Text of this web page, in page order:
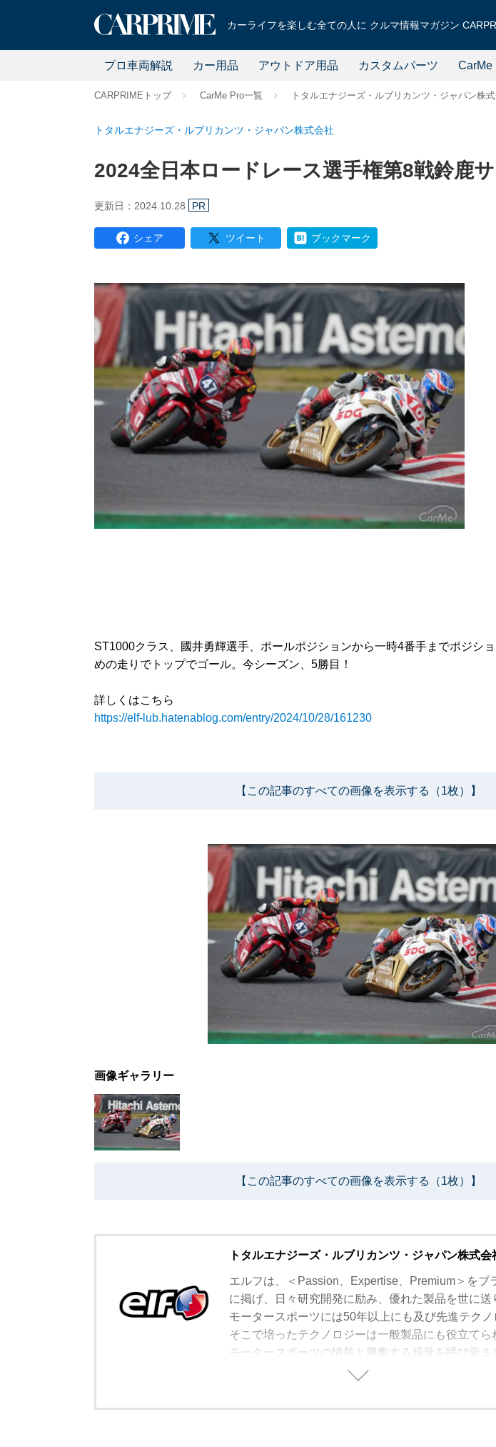
カーライフを楽しむ全ての人に クルマ情報マガジン
プロ車両解説 カー用品 アウトドア用品 カスタムパーツ CarMe
CARPRIMEトップ CarMe Pro一覧 トタルエナジーズ・ルブリカンツ・ジャパン株
トタルエナジーズ・ルブリカンツ・ジャパン株式会社
2024全日本ロードレース選手権第8戦鈴鹿
更新日：2024.10.28 PR
シェア ツイート ブックマーク
ST1000クラス、國井勇輝選手、ポールポジションから一時4番手までポジシ
めの走りでトップでゴール。今シーズン、5勝目！
詳しくはこちら
https://elf-lub.hatenablog.com/entry/2024/10/28/161230
【この記事のすべての画像を表示する（1枚）】
画像ギャラリー
【この記事のすべての画像を表示する（1枚）】
トタルエナジーズ・ルブリカンツ・ジャパン株式会
エルフは、＜Passion、Expertise、Premium＞をブ
に掲げ、日々研究開発に励み、優れた製品を世に送
モータースポーツには50年以上にも及び先進テクノ
そこで培ったテクノロジーは一般製品にも役立てら
モータースポーツの情熱と興奮する感覚を呼び覚ま
して、エルフの製品は世界中のお客様から信頼され